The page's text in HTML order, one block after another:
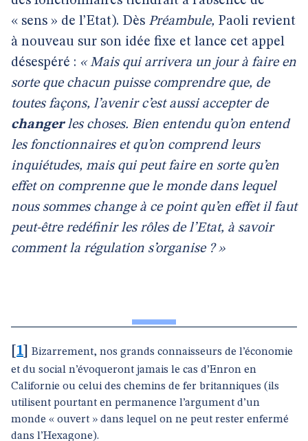
« sens » de l’Etat). Dès Préambule, Paoli revient
à nouveau sur son idée fixe et lance cet appel
désespéré : « Mais qui arrivera un jour à faire en
sorte que chacun puisse comprendre que, de
toutes façons, l’avenir c’est aussi accepter de
changer les choses. Bien entendu qu’on entend
les fonctionnaires et qu’on comprend leurs
inquiétudes, mais qui peut faire en sorte qu’en
effet on comprenne que le monde dans lequel
nous sommes change à ce point qu’en effet il faut
peut-être redéfinir les rôles de l’Etat, à savoir
comment la régulation s’organise ? »
1
Bizarrement, nos grands connaisseurs de l’économie
et du social n’évoqueront jamais le cas d’Enron en
Californie ou celui des chemins de fer britanniques (ils
utilisent pourtant en permanence l’argument d’un
monde « ouvert » dans lequel on ne peut rester enfermé
dans l’Hexagone).